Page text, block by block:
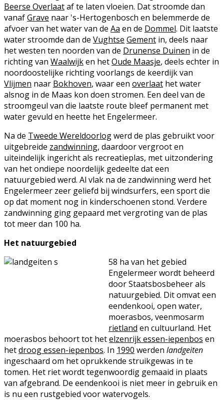
Beerse Overlaataf te laten vloeien. Dat stroomde dan
vanafGrave naar 's-Hertogenbosch en belemmerde de
afvoer van het water van de Aa en de Dommel. Dit laatste
water stroomde dan de Vughtse Gement in, deels naar
het westen ten noorden van de Drunense Duinen in de
richting van Waalwijken hetOude Maasje, deels echter in
noordoostelijke richting voorlangs de keerdijk van
Vlijmen naar Bokhoven, waar een overlaat het water
alsnog in de Maas kon doen stromen. Een deel van de
stroomgeul van die laatste route bleef permanent met
water gevuld en heette het Engelermeer.
Na de Tweede Wereldoorlogwerd de plas gebruikt voor
uitgebreide zandwinning, daardoor vergroot en
uiteindelijk ingericht als recreatieplas, met uitzondering
van het ondiepe noordelijk gedeelte dat een
natuurgebied werd. Al vlak na de zandwinning werd het
Engelermeer zeer geliefd bij windsurfers, een sport die
op dat moment nog in kinderschoenen stond. Verdere
zandwinning ging gepaard met vergroting van de plas
tot meer dan 100 ha.
Het natuurgebied
58 ha van het gebied
Engelermeer wordt beheerd
door Staatsbosbeheer als
natuurgebied. Dit omvat een
eendenkooi, open water,
moerasbos, veenmosarm
rietland en cultuurland. Het
moerasbos behoort tot hetelzenrijk essen-iepenbos en
hetdroog essen-iepenbos. In 1990 werden landgeiten
ingeschaard om het oprukkende struikgewas in te
tomen. Het riet wordt tegenwoordig gemaaid in plaats
van afgebrand. De eendenkooi is niet meer in gebruik en
is nu een rustgebied voor watervogels.